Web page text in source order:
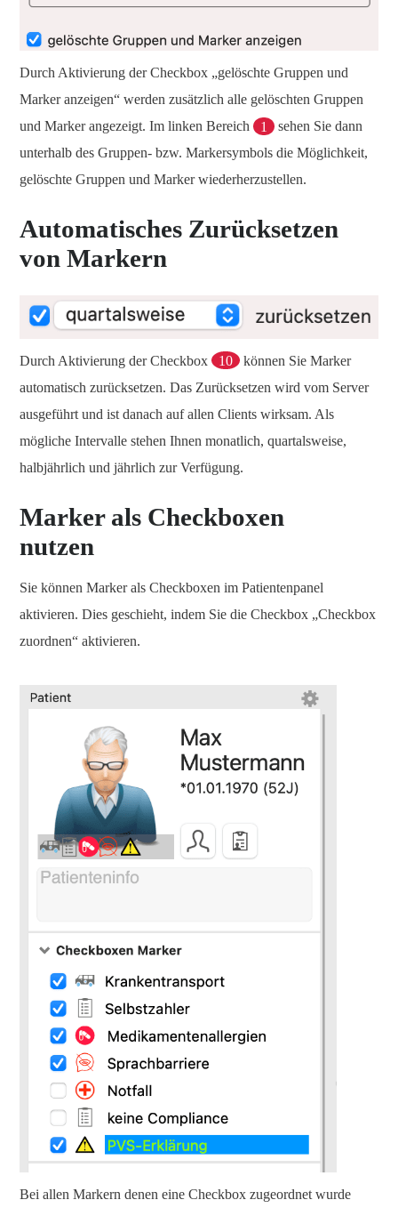
Durch Aktivierung der Checkbox „gelöschte Gruppen und
Marker anzeigen“ werden zusätzlich alle gelöschten Gruppen
und Marker angezeigt. Im linken Bereich
1
sehen Sie dann
unterhalb des Gruppen- bzw. Markersymbols die Möglichkeit,
gelöschte Gruppen und Marker wiederherzustellen.
Automatisches Zurücksetzen
von Markern
Durch Aktivierung der Checkbox 10
können Sie Marker
automatisch zurücksetzen. Das Zurücksetzen wird vom Server
ausgeführt und ist danach auf allen Clients wirksam. Als
mögliche Intervalle stehen Ihnen monatlich, quartalsweise,
halbjährlich und jährlich zur Verfügung.
Marker als Checkboxen
nutzen
Sie können Marker als Checkboxen im Patientenpanel
aktivieren. Dies geschieht, indem Sie die Checkbox „Checkbox
zuordnen“ aktivieren.
Bei allen Markern denen eine Checkbox zugeordnet wurde